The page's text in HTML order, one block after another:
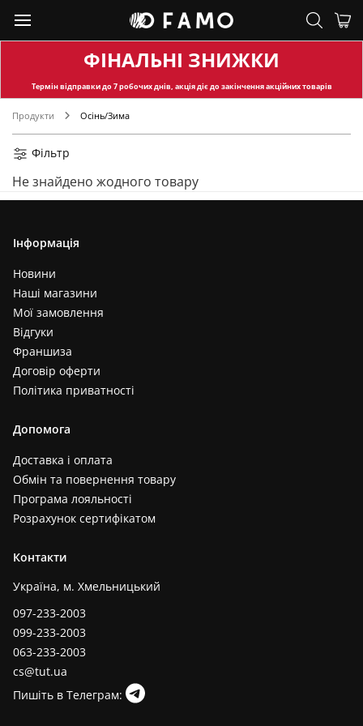
ФІНАЛЬНІ ЗНИЖКИ
Термін відправкидо 7 робочих днів, акція діє до закінчення акційних товарів
Продукти Осінь/Зима
Фільтр
Не знайдено жодного товару
Інформація
Новини
Наші магазини
Мої замовлення
Відгуки
Франшиза
Договір оферти
Політика приватності
Допомога
Доставка і оплата
Обмін та повернення товару
Програма лояльності
Розрахунок сертифікатом
Контакти
Україна, м. Хмельницький
097-233-2003
099-233-2003
063-233-2003
cs@tut.ua
Пишіть в Телеграм: